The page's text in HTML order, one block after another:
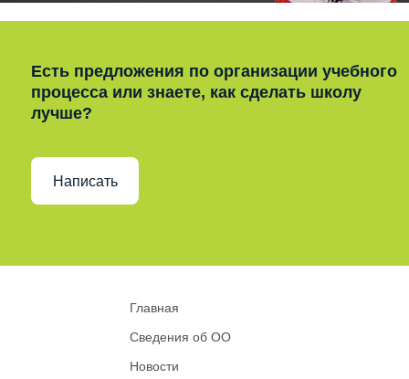
Есть предложения по организации учебного
процесса или знаете, как сделать школу
лучше?
Написать
Главная
Сведения об ОО
Новости